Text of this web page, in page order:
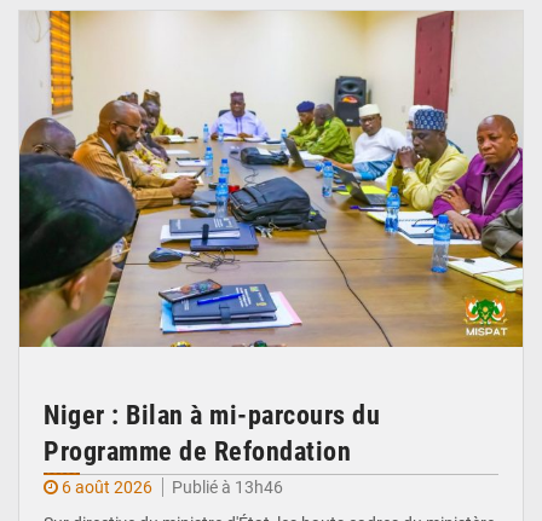
Niger : Bilan à mi-parcours du
Programme de Refondation
6 août 2026
Publié à 13h46